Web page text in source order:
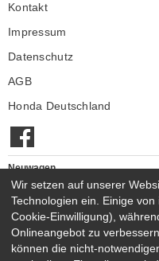
Kontakt
Impressum
Datenschutz
AGB
Honda Deutschland
Neuwagen
Honda Neuwagen
Gebrauchtwagen
Honda Gebrauchtwagen
Honda Vorführwagen
Gesamtbestand
Wir setzen auf unserer
Technologien ein. Einige
Cookie-Einwilligung),
Onlineangebot zu
können die nicht-